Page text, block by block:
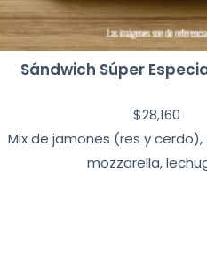
Sándwich Súper
$28,160
Mix de jamones (res y
mozzarella,